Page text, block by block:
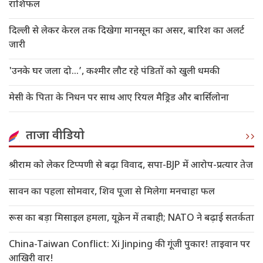
राशिफल
दिल्ली से लेकर केरल तक दिखेगा मानसून का असर, बारिश का अलर्ट
जारी
'उनके घर जला दो…’, कश्मीर लौट रहे पंडितों को खुली धमकी
मेसी के पिता के निधन पर साथ आए रियल मैड्रिड और बार्सिलोना
ताजा वीडियो
श्रीराम को लेकर टिप्पणी से बढ़ा विवाद, सपा-BJP में आरोप-प्रत्यार तेज
सावन का पहला सोमवार, शिव पूजा से मिलेगा मनचाहा फल
रूस का बड़ा मिसाइल हमला, यूक्रेन में तबाही; NATO ने बढ़ाई सतर्कता
China-Taiwan Conflict: Xi Jinping की गूंजी पुकार! ताइवान पर
आखिरी वार!